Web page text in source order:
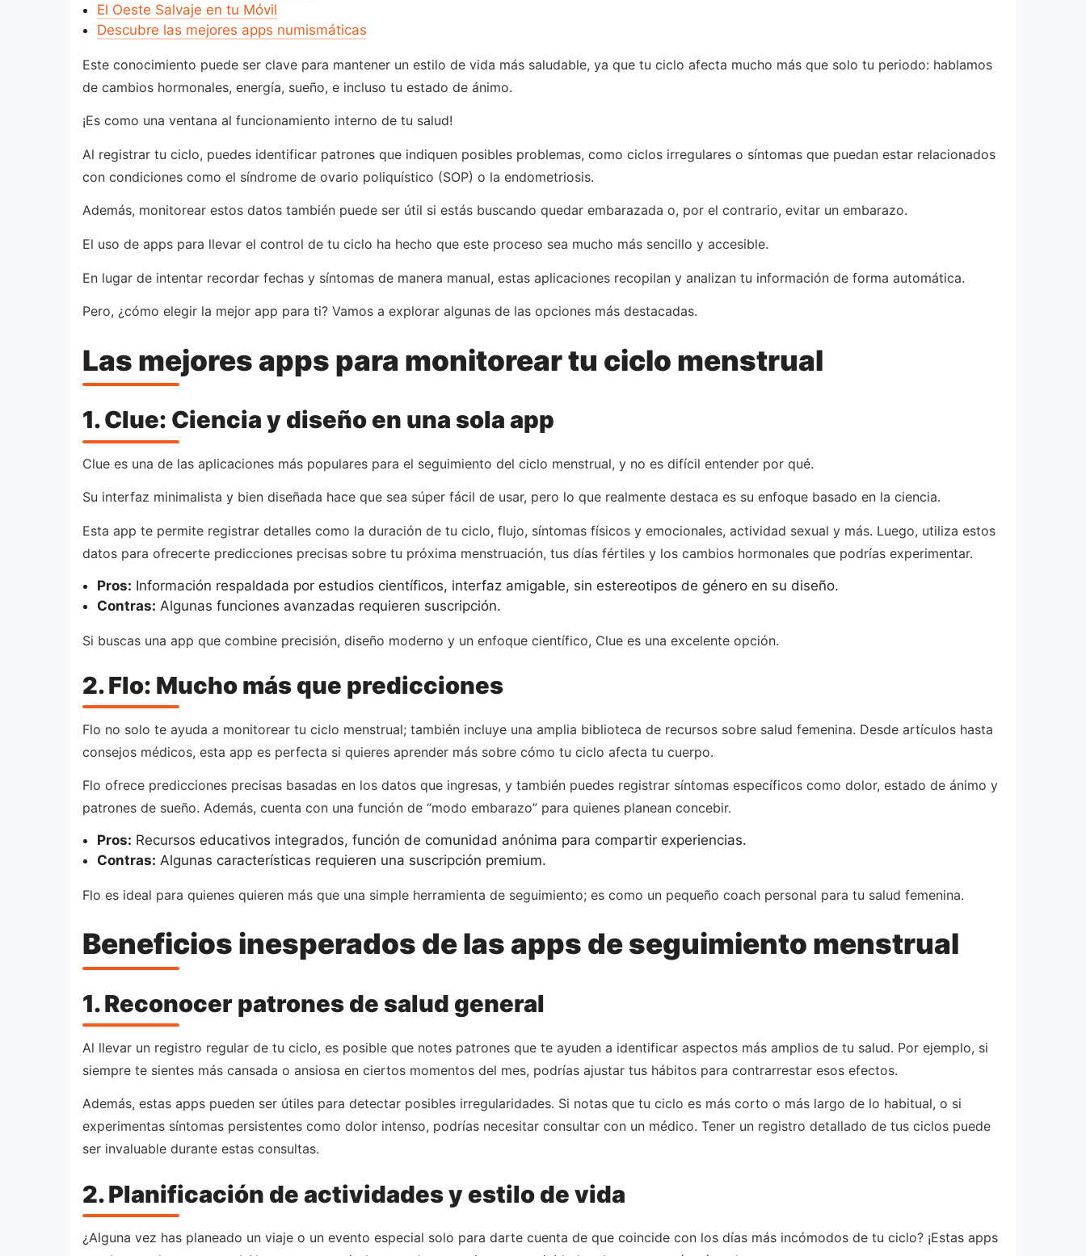
El Oeste Salvaje en tu Móvil
Descubre las mejores apps numismáticas
Este conocimiento puede ser clave para mantener un estilo de vida más saludable, ya que tu ciclo afecta mucho más que solo tu periodo: hablamos
de cambios hormonales, energía, sueño, e incluso tu estado de ánimo.
¡Es como una ventana al funcionamiento interno de tu salud!
Al registrar tu ciclo, puedes identificar patrones que indiquen posibles problemas, como ciclos irregulares o síntomas que puedan estar relacionados
con condiciones como el síndrome de ovario poliquístico (SOP) o la endometriosis.
Además, monitorear estos datos también puede ser útil si estás buscando quedar embarazada o, por el contrario, evitar un embarazo.
El uso de apps para llevar el control de tu ciclo ha hecho que este proceso sea mucho más sencillo y accesible.
En lugar de intentar recordar fechas y síntomas de manera manual, estas aplicaciones recopilan y analizan tu información de forma automática.
Pero, ¿cómo elegir la mejor app para ti? Vamos a explorar algunas de las opciones más destacadas.
Las mejores apps para monitorear tu ciclo menstrual
1. Clue: Ciencia y diseño en una sola app
Clue es una de las aplicaciones más populares para el seguimiento del ciclo menstrual, y no es difícil entender por qué.
Su interfaz minimalista y bien diseñada hace que sea súper fácil de usar, pero lo que realmente destaca es su enfoque basado en la ciencia.
Esta app te permite registrar detalles como la duración de tu ciclo, flujo, síntomas físicos y emocionales, actividad sexual y más. Luego, utiliza estos
datos para ofrecerte predicciones precisas sobre tu próxima menstruación, tus días fértiles y los cambios hormonales que podrías experimentar.
Pros: Información respaldada por estudios científicos, interfaz amigable, sin estereotipos de género en su diseño.
Contras: Algunas funciones avanzadas requieren suscripción.
Si buscas una app que combine precisión, diseño moderno y un enfoque científico, Clue es una excelente opción.
2. Flo: Mucho más que predicciones
Flo no solo te ayuda a monitorear tu ciclo menstrual; también incluye una amplia biblioteca de recursos sobre salud femenina. Desde artículos hasta
consejos médicos, esta app es perfecta si quieres aprender más sobre cómo tu ciclo afecta tu cuerpo.
Flo ofrece predicciones precisas basadas en los datos que ingresas, y también puedes registrar síntomas específicos como dolor, estado de ánimo y
patrones de sueño. Además, cuenta con una función de “modo embarazo” para quienes planean concebir.
Pros: Recursos educativos integrados, función de comunidad anónima para compartir experiencias.
Contras: Algunas características requieren una suscripción premium.
Flo es ideal para quienes quieren más que una simple herramienta de seguimiento; es como un pequeño coach personal para tu salud femenina.
Beneficios inesperados de las apps de seguimiento menstrual
1. Reconocer patrones de salud general
Al llevar un registro regular de tu ciclo, es posible que notes patrones que te ayuden a identificar aspectos más amplios de tu salud. Por ejemplo, si
siempre te sientes más cansada o ansiosa en ciertos momentos del mes, podrías ajustar tus hábitos para contrarrestar esos efectos.
Además, estas apps pueden ser útiles para detectar posibles irregularidades. Si notas que tu ciclo es más corto o más largo de lo habitual, o si
experimentas síntomas persistentes como dolor intenso, podrías necesitar consultar con un médico. Tener un registro detallado de tus ciclos puede
ser invaluable durante estas consultas.
2. Planificación de actividades y estilo de vida
¿Alguna vez has planeado un viaje o un evento especial solo para darte cuenta de que coincide con los días más incómodos de tu ciclo? ¡Estas apps